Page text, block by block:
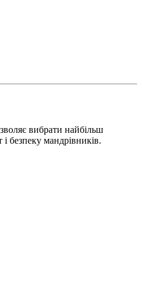
вибрати найбільш
безпеку мандрівників.